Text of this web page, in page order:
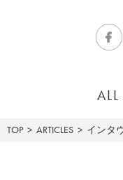
ALL
TOP ARTICLES インタ